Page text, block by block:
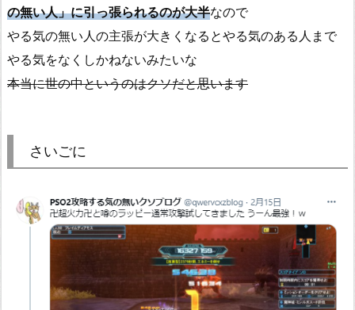
の無い人」に引っ張られるのが大半なので
やる気の無い人の主張が大きくなるとやる気のある人まで
やる気をなくしかねないみたいな
本当に世の中というのはクソだと思います
さいごに